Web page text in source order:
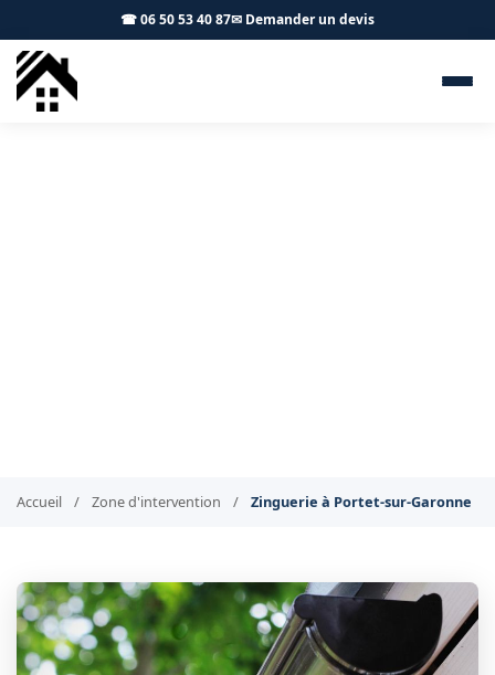
☎ 06 50 53 40 87✉ Demander un devis
Accueil / Zone d'intervention / Zinguerie à Portet-sur-Garonne